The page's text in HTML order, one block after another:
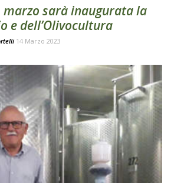
marzo sarà inaugurata la
e dell’Olivocultura
14 Marzo 2023